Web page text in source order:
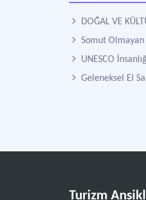
DOĞAL VE
Somut
UNESCO
Geleneksel El
Turizm